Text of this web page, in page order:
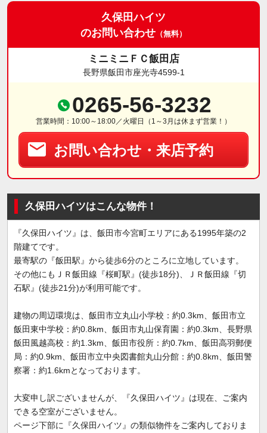
久保田ハイツ
のお問い合わせ （無料）
ミニミニＦＣ飯田店
長野県飯田市座光寺4599-1
0265-56-3232
営業時間：10:00～18:00／火曜日（1～3月は休まず営業！）
お問い合わせ・来店予約
久保田ハイツはこんな物件！
『久保田ハイツ』は、飯田市今宮町エリアにある1995年築の2
階建てです。
最寄駅の『飯田駅』から徒歩6分のところに立地しています。
その他にもＪＲ飯田線『桜町駅』(徒歩18分)、ＪＲ飯田線『切
石駅』(徒歩21分)が利用可能です。
建物の周辺環境は、飯田市立丸山小学校：約0.3km、飯田市立
飯田東中学校：約0.8km、飯田市丸山保育園：約0.3km、長野県
飯田風越高校：約1.3km、飯田市役所：約0.7km、飯田高羽郵便
局：約0.9km、飯田市立中央図書館丸山分館：約0.8km、飯田警
察署：約1.6kmとなっております。
大変申し訳ございませんが、『久保田ハイツ』は現在、ご案内
できる空室がございません。
ページ下部に『久保田ハイツ』の類似物件をご案内しておりま